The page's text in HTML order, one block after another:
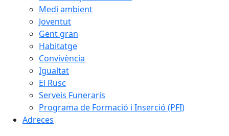
Medi ambient
Joventut
Gent gran
Habitatge
Convivència
Igualtat
El Rusc
Serveis Funeraris
Programa de Formació i Inserció (PFI)
Adreces